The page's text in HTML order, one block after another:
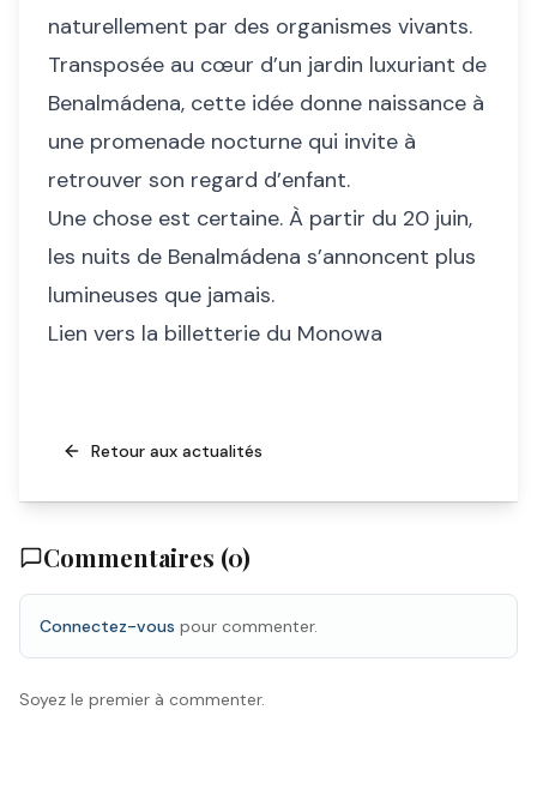
naturellement par des organismes vivants.
Transposée au cœur d’un jardin luxuriant de
Benalmádena, cette idée donne naissance à
une promenade nocturne qui invite à
retrouver son regard d’enfant.
Une chose est certaine. À partir du 20 juin,
les nuits de Benalmádena s’annoncent plus
lumineuses que jamais.
Lien vers la billetterie du Monowa
Retour aux actualités
Commentaires (0)
Connectez-vous pour commenter.
Soyez le premier à commenter.